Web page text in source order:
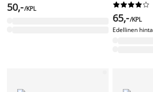
50,-/KPL 





65,-/KPL
Edellinen hinta